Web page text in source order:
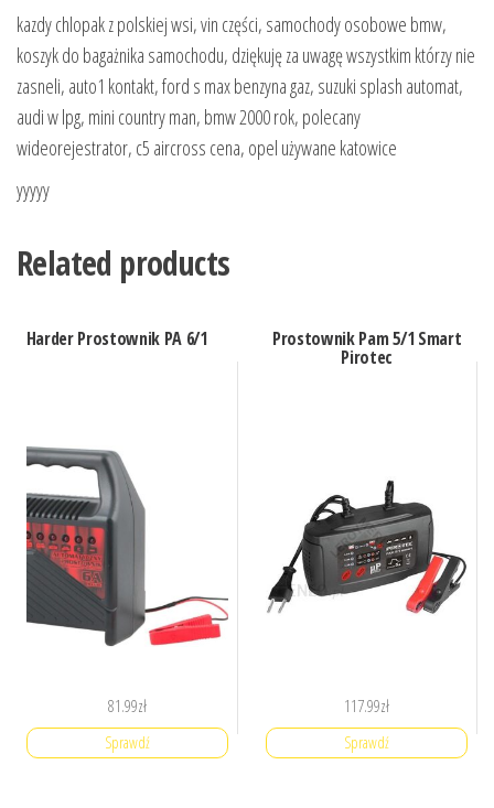
kazdy chlopak z polskiej wsi, vin części, samochody osobowe bmw,
koszyk do bagażnika samochodu, dziękuję za uwagę wszystkim którzy nie
zasneli, auto1 kontakt, ford s max benzyna gaz, suzuki splash automat,
audi w lpg, mini country man, bmw 2000 rok, polecany
wideorejestrator, c5 aircross cena, opel używane katowice
yyyyy
Related products
Harder Prostownik PA 6/1
81.99zł
Sprawdź
Prostownik Pam 5/1 Smart
Pirotec
117.99zł
Sprawdź